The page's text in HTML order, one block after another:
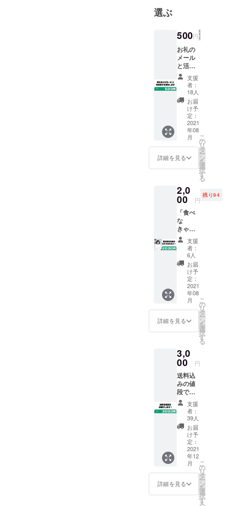
その後地元
関西に戻
務所の養成
所のスタッ
フへと転
職。 下は４
歳から上は
３０代まで
７００名以
上の生徒を
対象に芸能
人の養成と
いう立場か
識を持ち始
める。
現在はHP制
作や企業の
広告制作に
ら、個人的
な社会活動
として中高
生に対する
キャリア教
育事業に取
り組んでい
的に事業化
することを
一念発起し
マゼルプロ
ジェクトを
立ち上げ
る。 その
ジャーナリ
スト堤未果
によるオン
ラインコン
選ぶ
500円
お礼の
メール
と活動
の報告
をお送
りさせ
て頂き
ます。
活動報
告につ
いては
クラ
ファン
サイト
からお
送りし
で、お
見逃し
なきよ
うお願
い致し
ます。
支援
者：
18人
お届
け予
定：
2021
年08
月
詳細を見る
こ
の
リ
タ
ー
ン
を
選
択
す
る
2,0
00 円
残り94
「食べ
な
きゃ、
危
険！ー
食卓は
ミネラ
ル不
足」な
どの著
書で知
られ
る、食
学ミネ
ラルア
ドバイ
光美佳
先生を
お招き
してミ
ネラル
セミ
ナーを
開催さ
せて頂
くこと
になり
まし
た！
zoomで
のリア
ルタイ
ム参加
支援
者：
6人
お届
け予
定：
2021
年08
月
詳細を見る
こ
の
リ
タ
ー
ン
を
選
択
す
る
3,0
00 円
送料込
みの値
段で
す。 子
ども達
と育て
たお野
菜を郵
送致し
ます。
栽培期
間中に
化学肥
料や農
薬は使
用して
支援
者：
39人
お届
け予
定：
2021
年12
月
詳細を見る
こ
の
リ
タ
ー
ン
を
選
択
す
る